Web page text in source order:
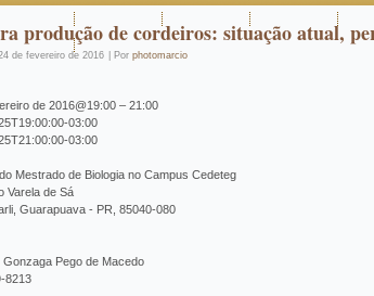
produção de cordeiros: situação atual,
de fevereiro de 2016 Por photomarcio
corretamente.
de 2016@19:00 – 21:00
03:00
03:00
Mestrado de Biologia no Campus Cedeteg
Varela de Sá
Guarapuava - PR, 85040-080
Gonzaga Pego de Macedo
8213